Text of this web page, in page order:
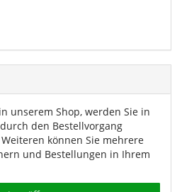
unserem Shop, werden Sie in
den Bestellvorgang
können Sie mehrere
und Bestellungen in Ihrem